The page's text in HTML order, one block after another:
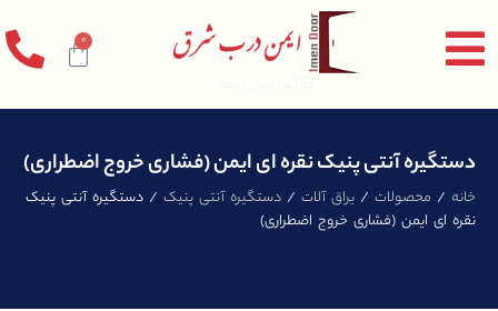
0
دستگیره آنتی پنیک نقره ای ایمن (فشاری خروج اضطراری)
خانه / محصولات / یراق آلات / دستگیره آنتی پنیک / دستگیره آنتی پنیک
نقره ای ایمن (فشاری خروج اضطراری)